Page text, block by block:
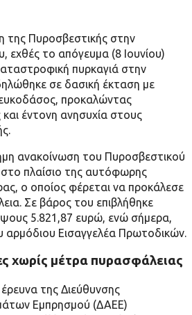
της Πυροσβεστικής στην
εχθές το απόγευμα (8 Ιουνίου)
πυρκαγιά στην
σε δασική έκταση με
προκαλώντας
έντονη ανησυχία στους
ανακοίνωση του Πυροσβεστικού
πλαίσιο της αυτόφωρης
ο οποίος φέρεται να προκάλεσε
Σε βάρος του επιβλήθηκε
5.821,87 ευρώ, ενώ σήμερα,
αρμόδιου Εισαγγελέα Πρωτοδικών.
χωρίς μέτρα πυρασφάλειας
της Διεύθυνσης
Εμπρησμού (ΔΑΕΕ)